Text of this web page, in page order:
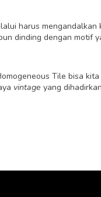
harus
dinding dengan motif
Tile bisa
vintage yang